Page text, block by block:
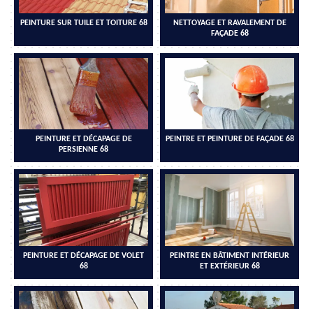
PEINTURE SUR TUILE ET TOITURE 68
NETTOYAGE ET RAVALEMENT DE
FAÇADE 68
PEINTURE ET DÉCAPAGE DE
PERSIENNE 68
PEINTRE ET PEINTURE DE FAÇADE 68
PEINTURE ET DÉCAPAGE DE VOLET
68
PEINTRE EN BÂTIMENT INTÉRIEUR
ET EXTÉRIEUR 68